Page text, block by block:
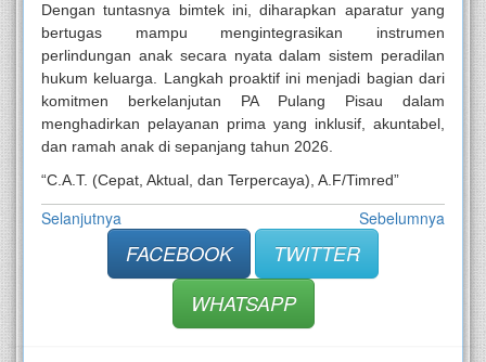
Dengan tuntasnya bimtek ini, diharapkan aparatur yang
bertugas mampu mengintegrasikan instrumen
perlindungan anak secara nyata dalam sistem peradilan
hukum keluarga. Langkah proaktif ini menjadi bagian dari
komitmen berkelanjutan PA Pulang Pisau dalam
menghadirkan pelayanan prima yang inklusif, akuntabel,
dan ramah anak di sepanjang tahun 2026.
“C.A.T. (Cepat, Aktual, dan Terpercaya), A.F/Timred”
Selanjutnya Sebelumnya
FACEBOOK
TWITTER
WHATSAPP